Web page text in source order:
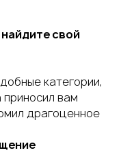
свой
категории,
вам
драгоценное